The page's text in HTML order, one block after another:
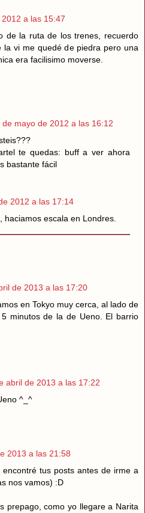
a las 15:47
de la ruta de los trenes, recuerdo
la vi me quedé de piedra pero una
era facilisimo moverse.
de mayo de 2012 a las 16:12
te quedas: buff a ver ahora
bastante fácil
2012 a las 17:14
haciamos escala en Londres.
de 2013 a las 17:20
en Tokyo muy cerca, al lado de
minutos de la de Ueno. El barrio
abril de 2013 a las 17:22
^_^
2013 a las 21:58
tus posts antes de irme a
nos vamos) :D
prepago, como yo llegare a Narita